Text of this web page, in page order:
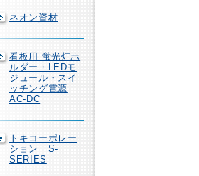
ネオン資材
看板用 蛍光灯ホ
ルダー・LEDモ
ジュール・スイ
ッチング電源
AC-DC
トキコーポレー
ション S-
SERIES